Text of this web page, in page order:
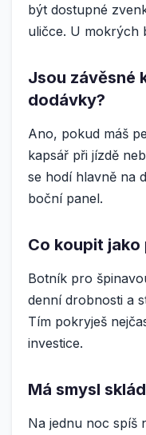
být dostupné
uličce. U mokrých
Jsou závěsné
dodávky?
Ano, pokud máš
kapsář při jízdě
se hodí hlavně na
boční panel.
Co koupit jako
Botník pro
denní drobnosti a
Tím pokryješ
investice.
Má smysl
Na jednu noc spíš